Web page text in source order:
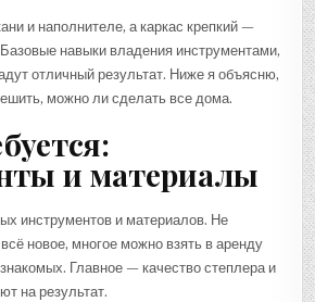
и наполнителе, а каркас крепкий —
навыки владения инструментами,
отличный результат. Ниже я объясню,
можно ли сделать все дома.
и материалы
инструментов и материалов. Не
новое, многое можно взять в аренду
Главное — качество степлера и
на результат.